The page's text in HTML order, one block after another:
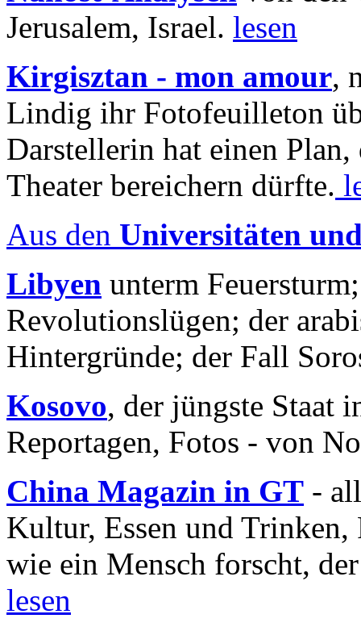
Jerusalem, Israel. lesen
Kirgisztan - mon amour,
Lindig ihr Fotofeuilleton
Darstellerin hat einen Plan,
Theater bereichern dürfte.
Aus den Universitäten
Libyen unterm
Revolutionslügen; der
Hintergründe; der Fall
Kosovo, der jüngste Staat
Reportagen, Fotos - von
China Magazin in GT -
Kultur, Essen und
wie ein Mensch forscht,
lesen